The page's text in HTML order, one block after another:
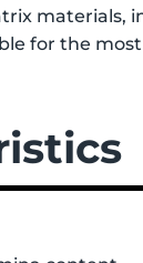
materials,
for the